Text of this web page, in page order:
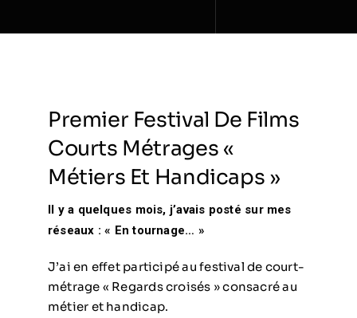
Contact
Premier Festival De Films
Courts Métrages «
Métiers Et Handicaps »
Il y a quelques mois, j’avais posté sur mes
réseaux : « En tournage… »
J’ai en effet participé au festival de court-
métrage « Regards croisés » consacré au
métier et handicap.